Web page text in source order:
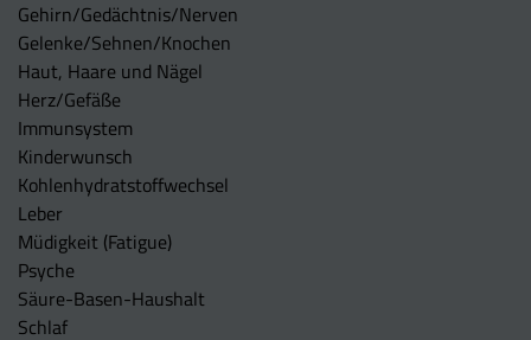
Gehirn/Gedächtnis/Nerven
Gelenke/Sehnen/Knochen
Haut, Haare und Nägel
Herz/Gefäße
Immunsystem
Kinderwunsch
Kohlenhydratstoffwechsel
Leber
Müdigkeit (Fatigue)
Psyche
Säure-Basen-Haushalt
Schlaf